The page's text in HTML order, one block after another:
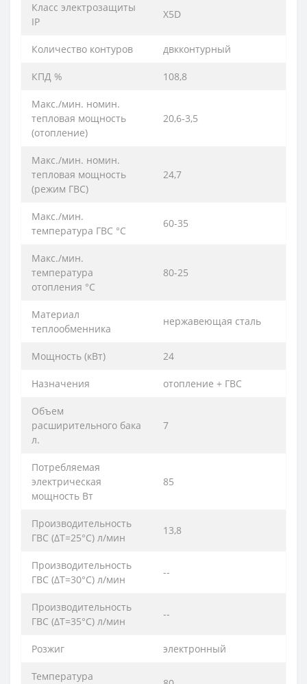
Класс электрозащиты
IP
X5D
Количество контуров двкконтурный
КПД % 108,8
Макс./мин. номин.
тепловая мощность
(отoпление)
20,6-3,5
Макс./мин. номин.
тепловая мощность
(режим ГВС)
24,7
Макс./мин.
температура ГВС °C
60-35
Макс./мин.
температура
отопления °C
80-25
Материал
теплообменника
нержавеющая сталь
Мощность (кВт) 24
Назначения отопление + ГВС
Объем
расширительного бака
л.
7
Потребляемая
электрическая
мощность Вт
85
Производительность
ГВС (ΔT=25°C) л/мин
13,8
Производительность
ГВС (ΔT=30°C) л/мин
--
Производительность
ГВС (ΔT=35°C) л/мин
--
Розжиг электронный
Температура